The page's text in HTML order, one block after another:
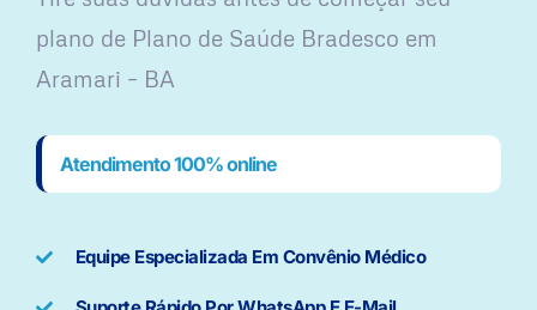
plano ​de Plano de Saúde Bradesco em
Aramari – BA
Atendimento 100% online
Equipe Especializada Em Convênio Médico